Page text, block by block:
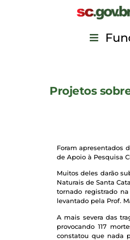
Projetos
Foram apresentados
de Apoio à Pesquisa
Muitos deles darão
Naturais de Santa
tornado registrado
levantado pela Prof.
A mais severa das
provocando 117
constatou que nada